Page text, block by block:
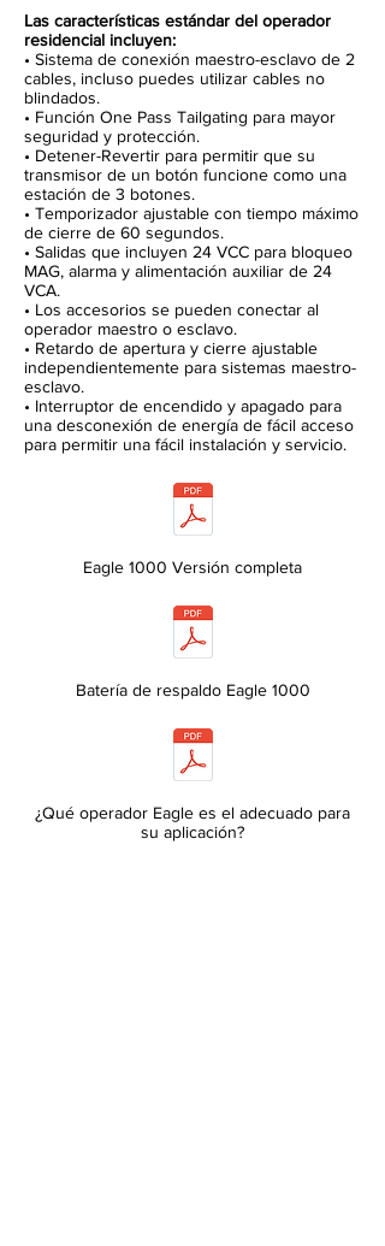
Las características estándar del operador
residencial incluyen:
• Sistema de conexión maestro-esclavo de 2
cables, incluso puedes utilizar cables no
blindados.
• Función One Pass Tailgating para mayor
seguridad y protección.
• Detener-Revertir para permitir que su
transmisor de un botón funcione como una
estación de 3 botones.
• Temporizador ajustable con tiempo máximo
de cierre de 60 segundos.
• Salidas que incluyen 24 VCC para bloqueo
MAG, alarma y alimentación auxiliar de 24
VCA.
• Los accesorios se pueden conectar al
operador maestro o esclavo.
• Retardo de apertura y cierre ajustable
independientemente para sistemas maestro-
esclavo.
• Interruptor de encendido y apagado para
una desconexión de energía de fácil acceso
para permitir una fácil instalación y servicio.
Eagle 1000 Versión completa
Batería de respaldo Eagle 1000
¿Qué operador Eagle es el adecuado para
su aplicación?